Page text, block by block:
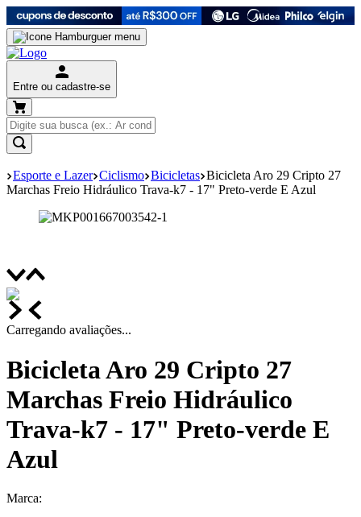
Entre ou cadastre-se
Esporte e Lazer Ciclismo Bicicletas Bicicleta Aro 29 Cripto 27
Marchas Freio Hidráulico Trava-k7 - 17" Preto-verde E Azul
Carregando avaliações...
Bicicleta Aro 29 Cripto 27
Marchas Freio Hidráulico
Trava-k7 - 17" Preto-verde E
Azul
Marca: